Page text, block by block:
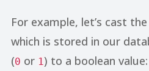
For example, let’s cast the
which is stored in our
(0 or 1) to a boolean